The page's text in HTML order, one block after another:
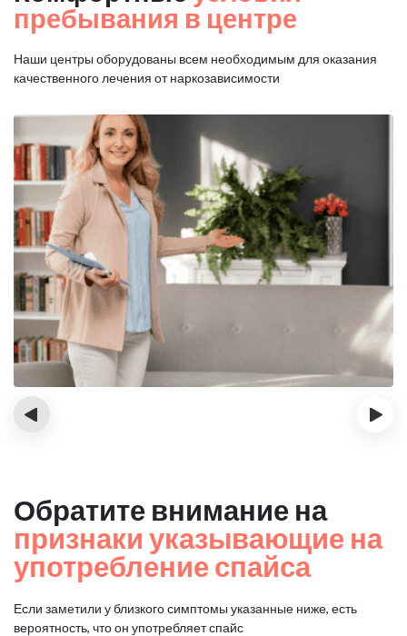
пребывания в центре
Наши центры оборудованы всем необходимым для оказания
качественного лечения от наркозависимости
‹ ›
Обратите внимание на
признаки указывающие на
употребление спайса
Если заметили у близкого симптомы указанные ниже, есть
вероятность, что он употребляет спайс